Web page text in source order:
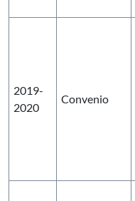
2019-
2020
Convenio